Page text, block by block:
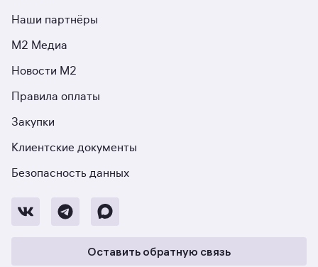
Наши партнёры
М2 Медиа
Новости М2
Правила оплаты
Закупки
Клиентские документы
Безопасность данных
Оставить обратную связь